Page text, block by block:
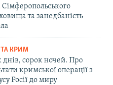
Сімферопольського
та занедбаність
ТА КРИМ
днів, сорок ночей. Про
кримської операції з
Росії до миру